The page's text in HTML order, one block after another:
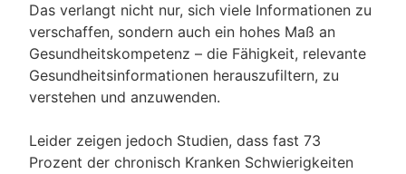
Das verlangt nicht nur, sich viele Informationen zu
verschaffen, sondern auch ein hohes Maß an
Gesundheitskompetenz – die Fähigkeit, relevante
Gesundheitsinformationen herauszufiltern, zu
verstehen und anzuwenden.
Leider zeigen jedoch Studien, dass fast 73
Prozent der chronisch Kranken Schwierigkeiten